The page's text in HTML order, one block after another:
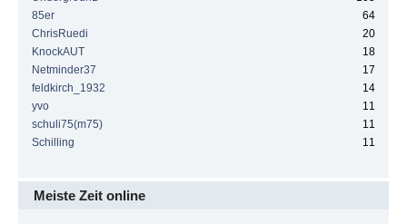
85er
64
ChrisRuedi
20
KnockAUT
18
Netminder37
17
feldkirch_1932
14
yvo
11
schuli75(m75)
11
Schilling
11
Meiste Zeit online